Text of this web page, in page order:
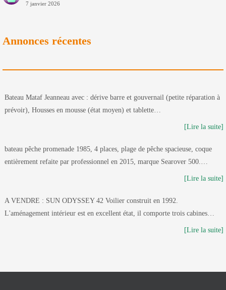
7 janvier 2026
Annonces récentes
Bateau Mataf Jeanneau avec : dérive barre et gouvernail (petite réparation à
prévoir), Housses en mousse (état moyen) et tablette…
[Lire la suite]
bateau pêche promenade 1985, 4 places, plage de pêche spacieuse, coque
entièrement refaite par professionnel en 2015, marque Searover 500.…
[Lire la suite]
A VENDRE : SUN ODYSSEY 42 Voilier construit en 1992.
L'aménagement intérieur est en excellent état, il comporte trois cabines…
[Lire la suite]